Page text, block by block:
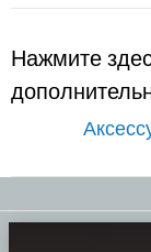
Нажмите